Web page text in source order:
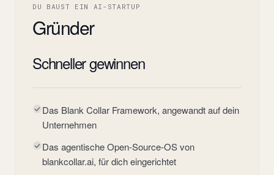
DU BAUST EIN AI-STARTUP
Gründer
Schneller gewinnen
Das Blank Collar Framework, angewandt auf dein
Unternehmen
Das agentische Open-Source-OS von
blankcollar.ai, für dich eingerichtet